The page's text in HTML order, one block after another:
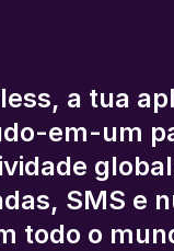
a tua
em-um
SMS e
todo o